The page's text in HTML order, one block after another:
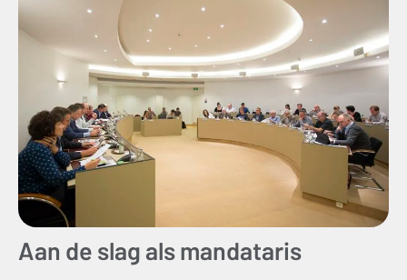
Aan de slag als mandataris